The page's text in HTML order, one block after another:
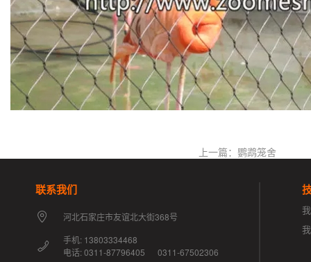
上一篇：鹦鹉笼舍
联系我们
河北石家庄市友谊北大街368号
手机: 13803334468
电话: 0311-87796405 0311-67502306